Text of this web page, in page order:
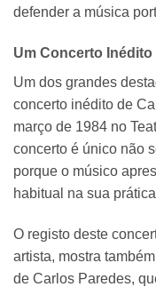
defender a música
Um Concerto
Um dos grandes
concerto inédito de
março de 1984 no
concerto é único não
porque o músico
habitual na sua
O registo deste
artista, mostra
de Carlos Paredes,